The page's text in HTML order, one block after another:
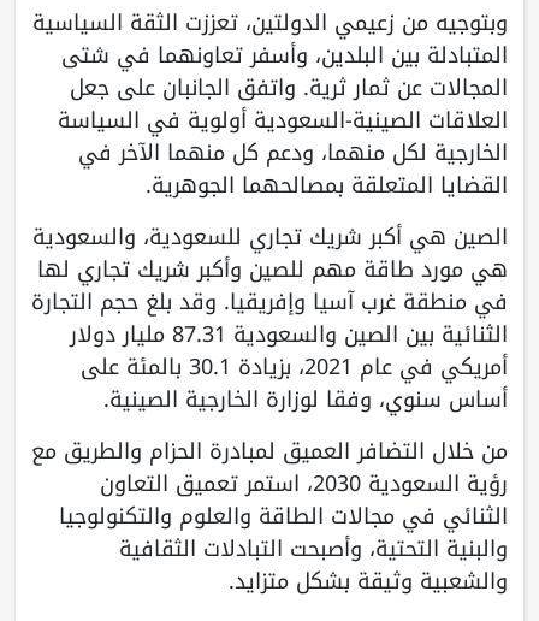
وبتوجيه من زعيمي الدولتين، تعززت الثقة السياسية
المتبادلة بين البلدين، وأسفر تعاونهما في شتى
المجالات عن ثمار ثرية. واتفق الجانبان على جعل
العلاقات الصينية-السعودية أولوية في السياسة
الخارجية لكل منهما، ودعم كل منهما الآخر في
القضايا المتعلقة بمصالحهما الجوهرية.
الصين هي أكبر شريك تجاري للسعودية، والسعودية
هي مورد طاقة مهم للصين وأكبر شريك تجاري لها
في منطقة غرب آسيا وإفريقيا. وقد بلغ حجم التجارة
الثنائية بين الصين والسعودية 87.31 مليار دولار
أمريكي في عام 2021، بزيادة 30.1 بالمئة على
أساس سنوي، وفقا لوزارة الخارجية الصينية.
من خلال التضافر العميق لمبادرة الحزام والطريق مع
رؤية السعودية 2030، استمر تعميق التعاون
الثنائي في مجالات الطاقة والعلوم والتكنولوجيا
والبنية التحتية، وأصبحت التبادلات الثقافية
والشعبية وثيقة بشكل متزايد.